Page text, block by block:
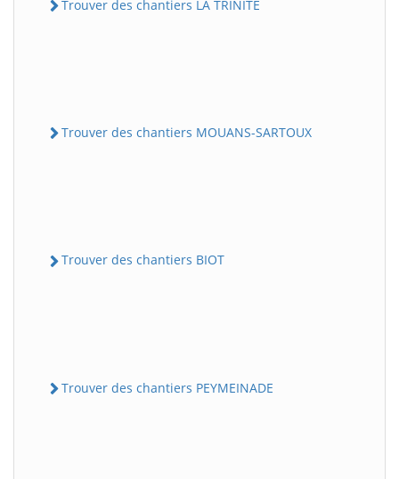
Trouver des chantiers LA TRINITE
Trouver des chantiers MOUANS-SARTOUX
Trouver des chantiers BIOT
Trouver des chantiers PEYMEINADE